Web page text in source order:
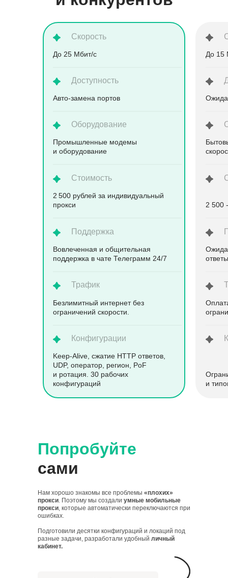
Скорость
До 25 Мбит/с
Доступность
До 15
Aвто-замена портов
Оборудование
Стоимость
Промышленные модемы
и оборудование
Поддержка
Вовлеченная и общительная
поддержка в чате Телеграмм 24/7
Трафик
2 500 рублей за индивидуальный
прокси
2 500
Конфигурации
ответы
Безлимитный интернет без
ограничений скорости.
Keep-Alive, сжатие HTTP ответов,
UDP, оператор, регион, PoF
и ротация. 30 рабочих
конфигураций
и
Попробуйте
сами
Нам хорошо знакомы все проблемы «плохих»
прокси. Поэтому мы создали умные мобильные
прокси, которые автоматически переключаются при
ошибках.
Подготовили десятки конфигураций и локаций под
разные задачи, разработали удобный личный
кабинет.